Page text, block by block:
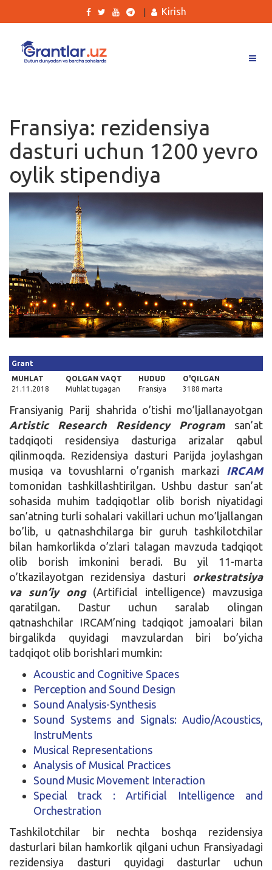
Ishlar
Kurslar
Blog
Yana
Qidirish
Kirish
Kirish
Fransiya: rezidensiya
dasturi uchun 1200 yevro
oylik stipendiya
Grant
MUHLAT
21.11.2018
QOLGAN VAQT
Muhlat tugagan
HUDUD
Fransiya
O'QILGAN
3188 marta
Fransiyanig Parij shahrida o’tishi mo’ljallanayotgan
Artistic Research Residency Program san’at
tadqiqoti residensiya dasturiga arizalar qabul
qilinmoqda. Rezidensiya dasturi Parijda joylashgan
musiqa va tovushlarni o’rganish markazi IRCAM
tomonidan tashkillashtirilgan. Ushbu dastur san’at
sohasida muhim tadqiqotlar olib borish niyatidagi
san’atning turli sohalari vakillari uchun mo’ljallangan
bo’lib, u qatnashchilarga bir guruh tashkilotchilar
bilan hamkorlikda o’zlari talagan mavzuda tadqiqot
olib borish imkonini beradi. Bu yil 11-marta
o’tkazilayotgan rezidensiya dasturi orkestratsiya
va sun’iy ong(Artificial intelligence) mavzusiga
qaratilgan. Dastur uchun saralab olingan
qatnashchilar IRCAM’ning tadqiqot jamoalari bilan
birgalikda quyidagi mavzulardan biri bo’yicha
tadqiqot olib borishlari mumkin:
Acoustic and Cognitive Spaces
Perception and Sound Design
Sound Analysis-Synthesis
Sound Systems and Signals: Audio/Acoustics,
InstruMents
Musical Representations
Analysis of Musical Practices
Sound Music Movement Interaction
Special track : Artificial Intelligence and
Orchestration
Tashkilotchilar bir nechta boshqa rezidensiya
dasturlari bilan hamkorlik qilgani uchun Fransiyadagi
rezidensiya dasturi quyidagi dasturlar uchun